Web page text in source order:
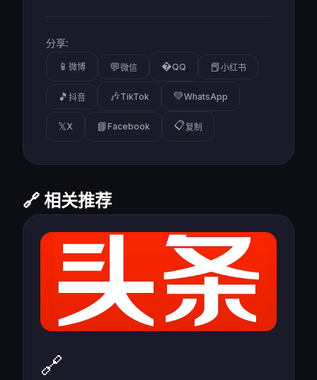
分享:
📱 微博 💬微信 �QQ 📕 小红书
🎵 抖音 🎶TikTok 💚WhatsApp
𝕏X 📘Facebook 📋复制
🔗 相关推荐
🔗